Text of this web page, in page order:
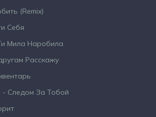
(Remix)
Себя
Мила Наробила
Расскажу
- Следом За Тобой